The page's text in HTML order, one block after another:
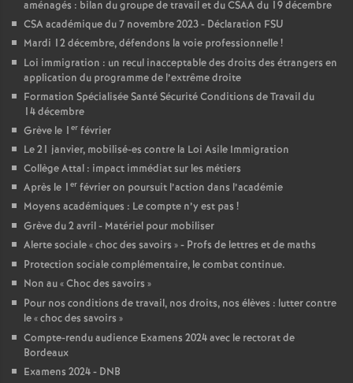
c
o
n
d
d
g
r
é
aménagés : bilan du groupe de travail et du CSAA du 19 décembre
CSA académique du 7 novembre 2023 - Déclaration FSU
Mardi 12 décembre, défendons la voie professionnelle!
Loi immigration : un recul inacceptable des droits des étrangers en
application du programme de l’extrême droite
Formation Spécialisée Santé Sécurité Conditions de Travail du
14 décembre
Grève le 1 er février
Le 21 janvier, mobilisé-es contre la Loi Asile Immigration
Collège Attal : impact immédiat sur les métiers
Après le 1 er février on poursuit l’action dans l’académie
Moyens académiques : Le compte n’y est pas !
Grève du 2 avril - Matériel pour mobiliser
Alerte sociale «choc des savoirs » - Profs de lettres et de maths
Protection sociale complémentaire, le combat continue.
Non au «Choc des savoirs »
Pour nos conditions de travail, nos droits, nos élèves : lutter contre
le «choc des savoirs »
Compte-rendu audience Examens 2024 avec le rectorat de
Bordeaux
Examens 2024 - DNB